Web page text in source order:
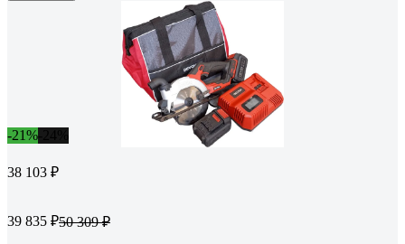
-21%
38 103 ₽
39 835 ₽50 309 ₽